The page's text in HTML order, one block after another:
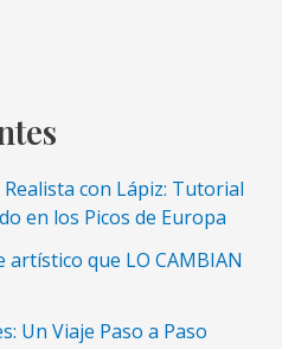
con Lápiz: Tutorial
en los Picos de Europa
artístico que LO CAMBIAN
Un Viaje Paso a Paso